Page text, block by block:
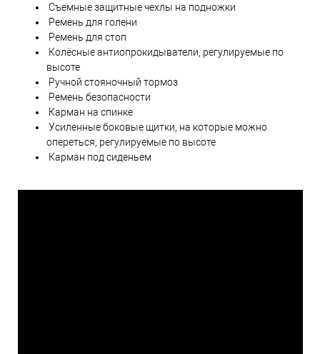
Съемные защитные чехлы на подножки
Ремень для голени
Ремень для стоп
Колёсные антиопрокидыватели, регулируемые по
высоте
Ручной стояночный тормоз
Ремень безопасности
Карман на спинке
Усиленные боковые щитки, на которые можно
опереться, регулируемые по высоте
Карман под сиденьем